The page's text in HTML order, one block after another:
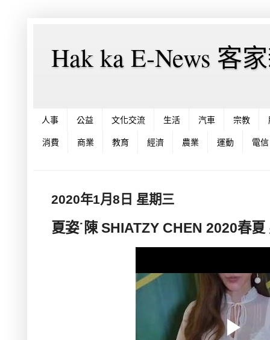
Hak ka E-News 客
人事 公益 文化交流 生活 汽車 宗教
消費 商業 教育 經濟 農業 運動 電信
2020年1月8日 星期三
夏姿˙陳 SHIATZY CHEN 2020春